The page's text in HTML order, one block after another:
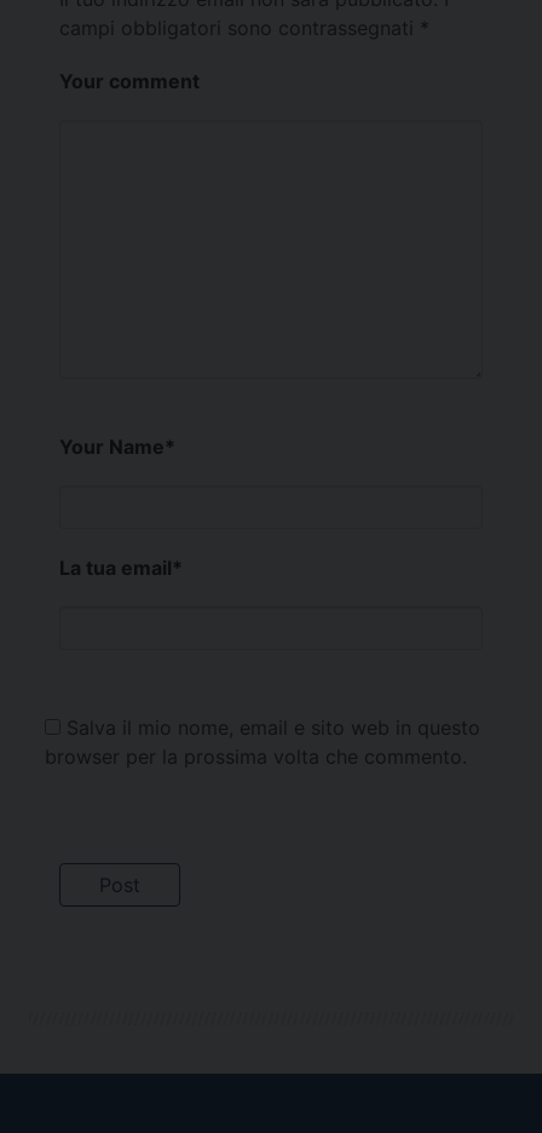
campi obbligatori sono contrassegnati *
Your comment
Your Name*
La tua email*
Salva il mio nome, email e sito web in questo
browser per la prossima volta che commento.